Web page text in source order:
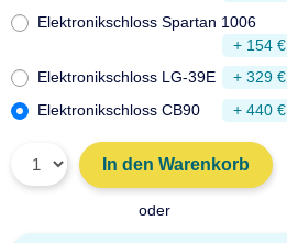
Elektronikschloss Spartan 1006
+ 154 €
Elektronikschloss LG-39E
+ 329 €
Elektronikschloss CB90
+ 440 €
In den Warenkorb
oder